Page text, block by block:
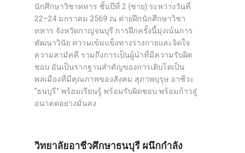
นักศึกษาวิชาทหาร ชั้นปีที่ 2 (ชาย) ระหว่างวันที่
22–24 มกราคม 2569 ณ ค่ายฝึกนักศึกษาวิชา
ทหาร จังหวัดกาญจนบุรี การฝึกครั้งนี้มุ่งเน้นการ
พัฒนาวินัย ความเข้มแข็งทางร่างกายและจิตใจ
ความสามัคคี รวมถึงการเป็นผู้นำที่มีความรับผิด
ชอบ อันเป็นรากฐานสำคัญของการเติบโตเป็น
พลเมืองที่มีคุณภาพของสังคม สุภาพบุรุษ อาชีวะ
“ธนบุรี” พร้อมเรียนรู้ พร้อมรับผิดชอบ พร้อมก้าวสู่
อนาคตอย่างมั่นคง
วิทยาลัยอาชีวศึกษาธนบุรี ผนึกกำลัง